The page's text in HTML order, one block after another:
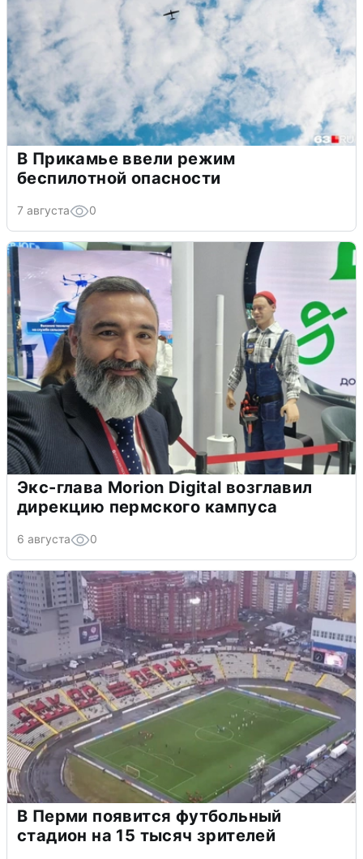
В Прикамье ввели режим
беспилотной опасности
7 августа 0
Экс-глава Morion Digital возглавил
дирекцию пермского кампуса
6 августа 0
В Перми появится футбольный
стадион на 15 тысяч зрителей